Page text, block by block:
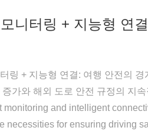
니터링 + 지능형 연
링 + 지능형 연결: 여행 안전의
가와 해외 도로 안전 규정의 지
and intelligent
necessities for ensuring driving